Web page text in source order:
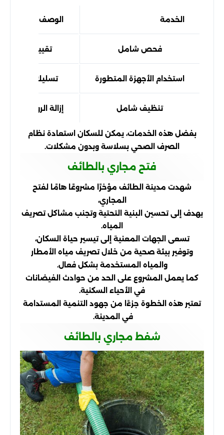
الخدمة الوصف
فحص شامل تقييم حالة
استخدام الأجهزة المتطورة تسليك
تنظيف شامل إزالة الرواسب
بفضل هذه الخدمات، يمكن للسكان استعادة نظام
الصرف الصحي بسلاسة وبدون مشكلات.
فتح مجاري بالطائف
شهدت مدينة الطائف مؤخرًا مشروعًا هامًا لفتح
المجاري،
يهدف إلى تحسين البنية التحتية وتجنب مشاكل تصريف
المياه.
تسعى الجهات المعنية إلى تيسير حياة السكان،
وتوفير بيئة صحية من خلال تصريف مياه الأمطار
والمياه المستخدمة بشكل فعال.
كما يعمل المشروع على الحد من حوادث الفيضانات
في الأحياء السكنية.
تعتبر هذه الخطوة جزءًا من جهود التنمية المستدامة
في المدينة.
شفط مجاري بالطائف